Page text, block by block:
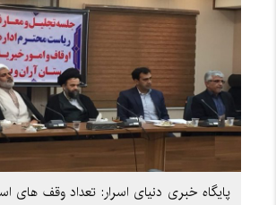
پایگاه خبری دنیای اسرار: تعداد وقف های